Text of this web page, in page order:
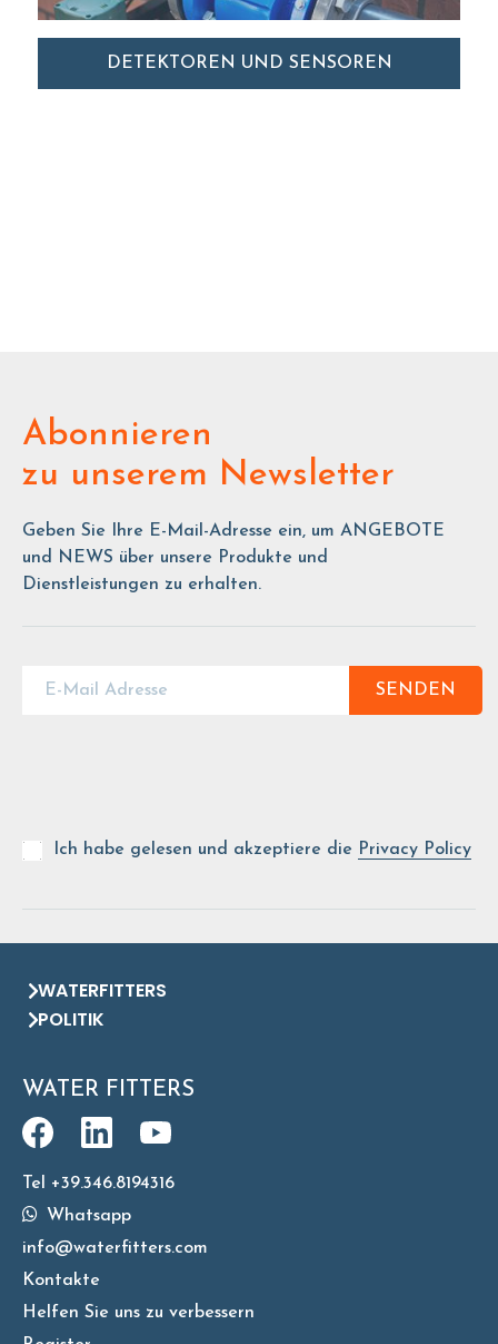
DETEKTOREN UND SENSOREN
Abonnieren
zu unserem Newsletter
Geben Sie Ihre E-Mail-Adresse ein, um ANGEBOTE
und NEWS über unsere Produkte und
Dienstleistungen zu erhalten.
SENDEN
Ich habe gelesen und akzeptiere die Privacy Policy
WATERFITTERS
POLITIK
WATER FITTERS
Tel +39.346.8194316
Whatsapp
info@waterfitters.com
Kontakte
Helfen Sie uns zu verbessern